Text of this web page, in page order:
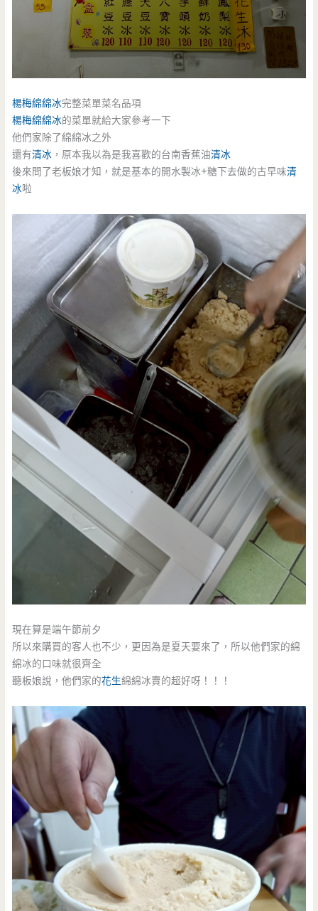
楊梅綿綿冰完整菜單菜名品項
楊梅綿綿冰的菜單就給大家參考一下
他們家除了綿綿冰之外
還有清冰 ，原本我以為是我喜歡的台南香蕉油清冰
後來問了老板娘才知，就是基本的開水製冰+糖下去做的古早味清
冰啦
現在算是端午節前夕
所以來購買的客人也不少，更因為是夏天要來了，所以他們家的綿
綿冰的口味就很齊全
聽板娘說，他們家的花生綿綿冰賣的超好呀！！！